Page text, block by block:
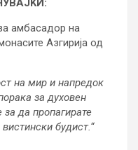
амбасадор на
Азгирија од
на мир и напредок
за духовен
за да пропагирате
будист.“